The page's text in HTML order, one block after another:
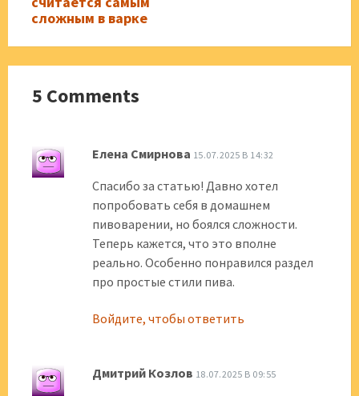
сложным в варке
5 Comments
Елена Смирнова 15.07.2025 В 14:32
Спасибо за статью! Давно хотел
попробовать себя в домашнем
пивоварении, но боялся сложности.
Теперь кажется, что это вполне
реально. Особенно понравился раздел
про простые стили пива.
Войдите, чтобы ответить
Дмитрий Козлов 18.07.2025 В 09:55